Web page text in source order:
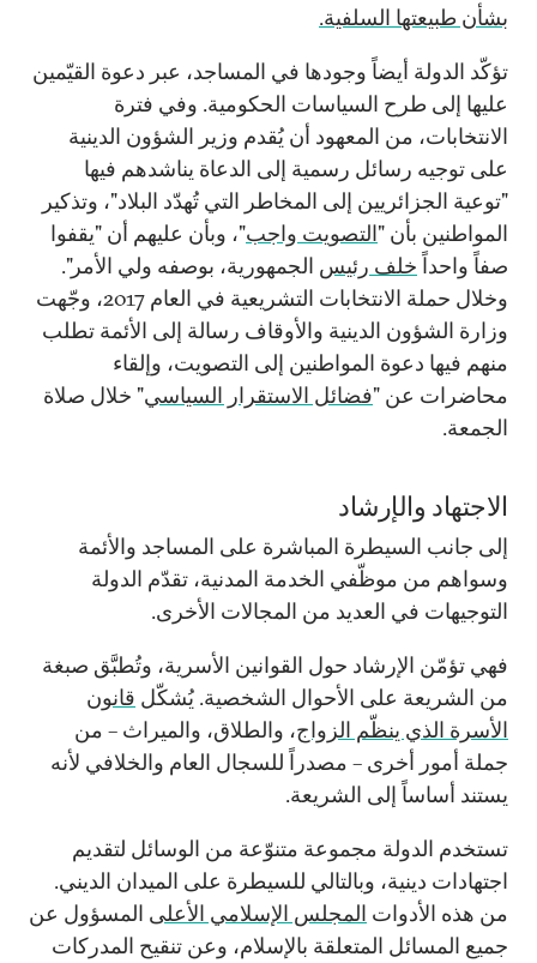
بشأن طبيعتها السلفية.
تؤكّد الدولة أيضاً وجودها في المساجد، عبر دعوة القيّمين
عليها إلى طرح السياسات الحكومية. وفي فترة
الانتخابات، من المعهود أن يُقدم وزير الشؤون الدينية
على توجيه رسائل رسمية إلى الدعاة يناشدهم فيها
"توعية الجزائريين إلى المخاطر التي تُهدّد البلاد"، وتذكير
المواطنين بأن "التصويت واجب"، وبأن عليهم أن "يقفوا
صفاً واحداً خلف رئيس الجمهورية، بوصفه ولي الأمر".
وخلال حملة الانتخابات التشريعية في العام 2017، وجّهت
وزارة الشؤون الدينية والأوقاف رسالة إلى الأئمة تطلب
منهم فيها دعوة المواطنين إلى التصويت، وإلقاء
محاضرات عن "فضائل الاستقرار السياسي" خلال صلاة
الجمعة.
الاجتهاد والإرشاد
إلى جانب السيطرة المباشرة على المساجد والأئمة
وسواهم من موظّفي الخدمة المدنية، تقدّم الدولة
التوجيهات في العديد من المجالات الأخرى.
فهي تؤمّن الإرشاد حول القوانين الأسرية، وتُطبَّق صبغة
من الشريعة على الأحوال الشخصية. يُشكّل قانون
الأسرة الذي ينظّم الزواج، والطلاق، والميراث – من
جملة أمور أخرى – مصدراً للسجال العام والخلافي لأنه
يستند أساساً إلى الشريعة.
تستخدم الدولة مجموعة متنوّعة من الوسائل لتقديم
اجتهادات دينية، وبالتالي للسيطرة على الميدان الديني.
من هذه الأدوات المجلس الإسلامي الأعلى المسؤول عن
جميع المسائل المتعلقة بالإسلام، وعن تنقيح المدركات